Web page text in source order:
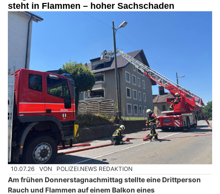
steht in Flammen – hoher Sachschaden
10.07.26 VON POLIZEI.NEWS REDAKTION
Am frühen Donnerstagnachmittag stellte eine Drittperson
Rauch und Flammen auf einem Balkon eines